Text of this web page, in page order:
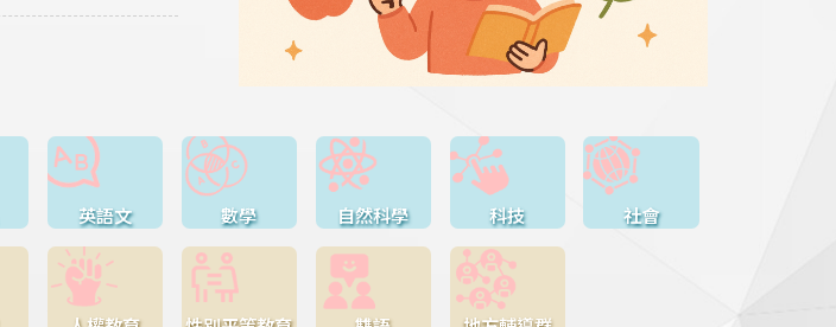
英語文 數學 自然科學 科技 社會